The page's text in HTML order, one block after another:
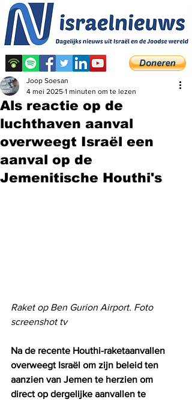
Als reactie op de
luchthaven aanval
overweegt Israël een
aanval op de
Jemenitische Houthi's
Joop Soesan
4 mei 2025 1 minuten om te lezen
Raket op Ben Gurion Airport. Foto
screenshot tv
Na de recente Houthi-raketaanvallen
overweegt Israël om zijn beleid ten
aanzien van Jemen te herzien om
direct op dergelijke aanvallen te